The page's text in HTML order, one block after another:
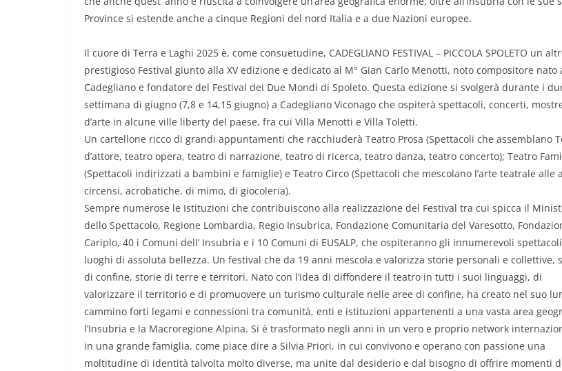
Province si estende anche a cinque Regioni del nord Italia e a due Nazioni europee.
Il cuore di Terra e Laghi 2025 è, come consuetudine, CADEGLIANO FESTIVAL – PICCOLA SPOLETO un
prestigioso Festival giunto alla XV edizione e dedicato al M° Gian Carlo Menotti, noto compositore nato
Cadegliano e fondatore del Festival dei Due Mondi di Spoleto. Questa edizione si svolgerà durante i
settimana di giugno (7,8 e 14,15 giugno) a Cadegliano Viconago che ospiterà spettacoli, concerti,
d’arte in alcune ville liberty del paese, fra cui Villa Menotti e Villa Toletti.
Un cartellone ricco di grandi appuntamenti che racchiuderà Teatro Prosa (Spettacoli che assemblano
d’attore, teatro opera, teatro di narrazione, teatro di ricerca, teatro danza, teatro concerto); Teatro
(Spettacoli indirizzati a bambini e famiglie) e Teatro Circo (Spettacoli che mescolano l’arte teatrale alle
circensi, acrobatiche, di mimo, di giocoleria).
Sempre numerose le Istituzioni che contribuiscono alla realizzazione del Festival tra cui spicca il
dello Spettacolo, Regione Lombardia, Regio Insubrica, Fondazione Comunitaria del Varesotto,
Cariplo, 40 i Comuni dell’ Insubria e i 10 Comuni di EUSALP, che ospiteranno gli innumerevoli
luoghi di assoluta bellezza. Un festival che da 19 anni mescola e valorizza storie personali e collettive,
di confine, storie di terre e territori. Nato con l’idea di diffondere il teatro in tutti i suoi linguaggi, di
valorizzare il territorio e di promuovere un turismo culturale nelle aree di confine, ha creato nel suo
cammino forti legami e connessioni tra comunità, enti e istituzioni appartenenti a una vasta area
l’Insubria e la Macroregione Alpina. Si è trasformato negli anni in un vero e proprio network
in una grande famiglia, come piace dire a Silvia Priori, in cui convivono e operano con passione una
moltitudine di identità talvolta molto diverse, ma unite dal desiderio e dal bisogno di offrire momenti